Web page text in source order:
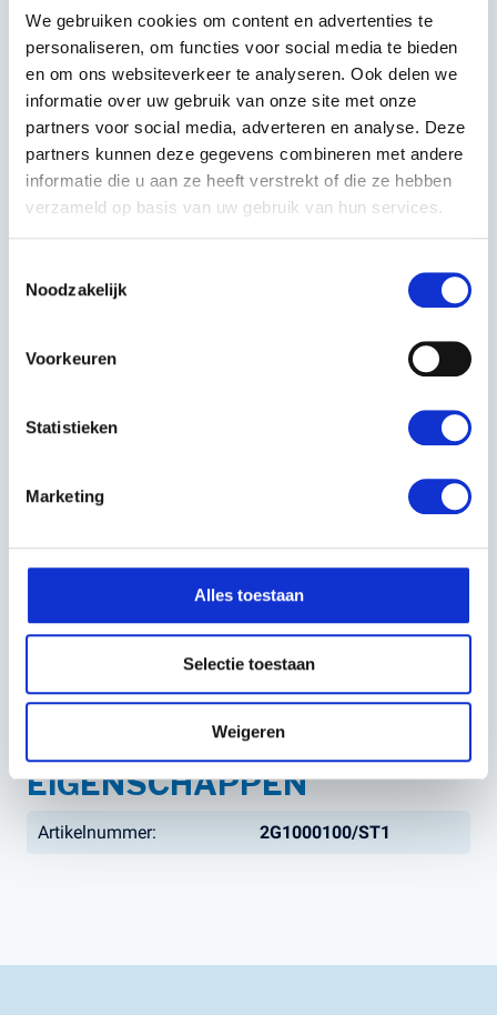
We gebruiken cookies om content en advertenties te
personaliseren, om functies voor social media te bieden
en om ons websiteverkeer te analyseren. Ook delen we
informatie over uw gebruik van onze site met onze
partners voor social media, adverteren en analyse. Deze
partners kunnen deze gegevens combineren met andere
informatie die u aan ze heeft verstrekt of die ze hebben
verzameld op basis van uw gebruik van hun services.
Noodzakelijk
Voorkeuren
Statistieken
Marketing
Alles toestaan
Selectie toestaan
Weigeren
stimuleert.
Praktische afmetingen: Met een formaat van
1340x470x520 mmperfect afgestemd op jonge
kinderen.
Verstelbare trappers: Past zich aan de groei van je
kind aan, voor langdurig plezier.
Afneembare aanhanger: Geschikt om speelgoed of
andere spulletjes eenvoudig mee te nemen tijdens het
spelen.
Stiga Traptrekker MINI-T 250
Dankzij de stabiele constructie en hoogwaardige
Kies voor duurzaam en avontuurlijk speelgoed dat
Speelplezier gegarandeerd met de Stiga Traptrekker
MINI-T 250 – een cadeau waar kinderen van 2,5 tot 5
jaar dol op zullen zijn!
EIGENSCHAPPEN
Artikelnummer: 2G1000100/ST1